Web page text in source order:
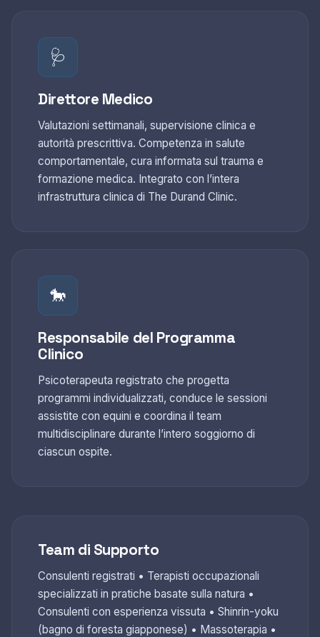
🩺
Direttore Medico
Valutazioni settimanali, supervisione clinica e
autorità prescrittiva. Competenza in salute
comportamentale, cura informata sul trauma e
formazione medica. Integrato con l’intera
infrastruttura clinica di The Durand Clinic.
🐎
Responsabile del Programma
Clinico
Psicoterapeuta registrato che progetta
programmi individualizzati, conduce le sessioni
assistite con equini e coordina il team
multidisciplinare durante l’intero soggiorno di
ciascun ospite.
Team di Supporto
Consulenti registrati • Terapisti occupazionali
specializzati in pratiche basate sulla natura •
Consulenti con esperienza vissuta • Shinrin-yoku
(bagno di foresta giapponese) • Massoterapia •